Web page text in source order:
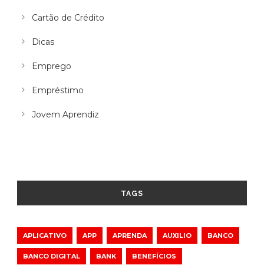
Cartão de Crédito
Dicas
Emprego
Empréstimo
Jovem Aprendiz
TAGS
APLICATIVO APP APRENDA AUXILIO BANCO
BANCO DIGITAL BANK BENEFÍCIOS